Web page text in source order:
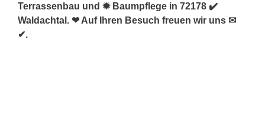
Terrassenbau und ✹ Baumpflege in 72178 ✔️
Waldachtal. ❤ Auf Ihren Besuch freuen wir uns ✉
✔.